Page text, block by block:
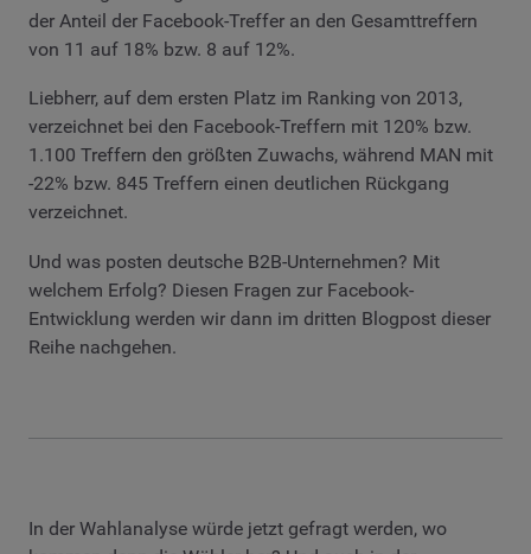
der Anteil der Facebook-Treffer an den Gesamttreffern
von 11 auf 18% bzw. 8 auf 12%.
Liebherr, auf dem ersten Platz im Ranking von 2013,
verzeichnet bei den Facebook-Treffern mit 120% bzw.
1.100 Treffern den größten Zuwachs, während MAN mit
-22% bzw. 845 Treffern einen deutlichen Rückgang
verzeichnet.
Und was posten deutsche B2B-Unternehmen? Mit
welchem Erfolg? Diesen Fragen zur Facebook-
Entwicklung werden wir dann im dritten Blogpost dieser
Reihe nachgehen.
In der Wahlanalyse würde jetzt gefragt werden, wo